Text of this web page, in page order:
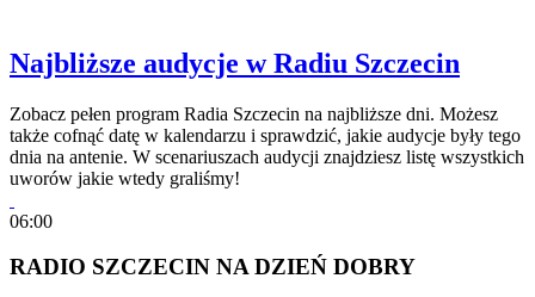
Najbliższe audycje w Radiu Szczecin
Zobacz pełen program Radia Szczecin na najbliższe dni. Możesz
także cofnąć datę w kalendarzu i sprawdzić, jakie audycje były tego
dnia na antenie. W scenariuszach audycji znajdziesz listę wszystkich
uworów jakie wtedy graliśmy!
06:00
RADIO SZCZECIN NA DZIEŃ DOBRY